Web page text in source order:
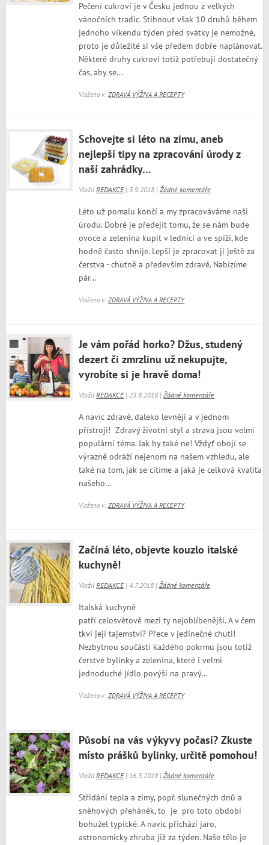
Pečení cukroví je v Česku jednou z velkých
vánočních tradic. Stihnout však 10 druhů během
jednoho víkendu týden před svátky je nemožné,
proto je důležité si vše předem dobře naplánovat.
Některé druhy cukroví totiž potřebují dostatečný
čas, aby se...
Vloženo v:ZDRAVÁ VÝŽIVA A RECEPTY
Schovejte si léto na zimu, aneb
nejlepší tipy na zpracování úrody z
naší zahrádky…
VložilREDAKCE| 3.9.2018 |Žádné komentáře
Léto už pomalu končí a my zpracováváme naši
úrodu. Dobré je předejít tomu, že se nám bude
ovoce a zelenina kupit v lednici a ve spíži, kde
hodně často shnije. Lepší je zpracovat ji ještě za
čerstva - chutně a především zdravě. Nabízíme
pár...
Vloženo v:ZDRAVÁ VÝŽIVA A RECEPTY
Je vám pořád horko? Džus, studený
dezert či zmrzlinu už nekupujte,
vyrobíte si je hravě doma!
VložilREDAKCE| 23.8.2018 |Žádné komentáře
A navíc zdravě, daleko levněji a v jednom
přístroji! Zdravý životní styl a strava jsou velmi
populární téma. Jak by také ne! Vždyť obojí se
výrazně odráží nejenom na našem vzhledu, ale
také na tom, jak se cítíme a jaká je celková kvalita
našeho...
Vloženo v:ZDRAVÁ VÝŽIVA A RECEPTY
Začíná léto, objevte kouzlo italské
kuchyně!
VložilREDAKCE| 4.7.2018 |Žádné komentáře
Italská kuchyně
patří celosvětově mezi ty nejoblíbenější. A v čem
tkví její tajemství? Přece v jedinečné chuti!
Nezbytnou součástí každého pokrmu jsou totiž
čerstvé bylinky a zelenina, které i velmi
jednoduché jídlo povýší na pravý...
Vloženo v:ZDRAVÁ VÝŽIVA A RECEPTY
Působí na vás výkyvy počasí? Zkuste
místo prášků bylinky, určitě pomohou!
VložilREDAKCE| 16.3.2018 |Žádné komentáře
Střídání tepla a zimy, popř. slunečných dnů a
sněhových přeháněk, to je pro toto období
bohužel typické. A navíc přichází jaro,
astronomicky zhruba již za týden. Naše tělo je